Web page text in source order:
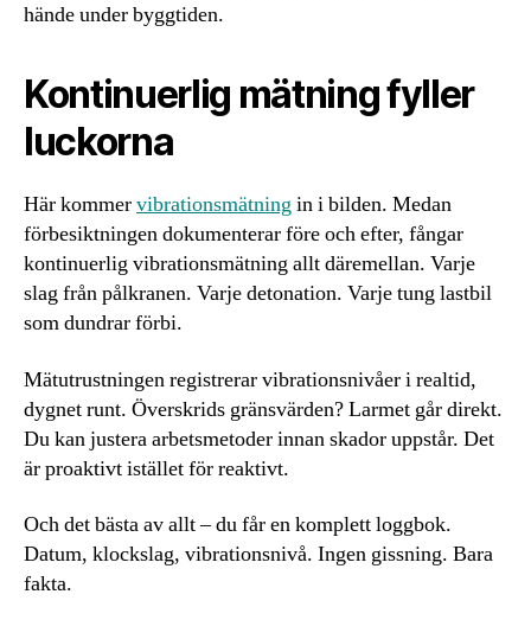
hände under byggtiden.
Kontinuerlig mätning fyller
luckorna
Här kommervibrationsmätningin i bilden. Medan
förbesiktningen dokumenterar före och efter, fångar
kontinuerlig vibrationsmätning allt däremellan. Varje
slag från pålkranen. Varje detonation. Varje tung lastbil
som dundrar förbi.
Mätutrustningen registrerar vibrationsnivåer i realtid,
dygnet runt. Överskrids gränsvärden? Larmet går direkt.
Du kan justera arbetsmetoder innan skador uppstår. Det
är proaktivt istället för reaktivt.
Och det bästa av allt – du får en komplett loggbok.
Datum, klockslag, vibrationsnivå. Ingen gissning. Bara
fakta.